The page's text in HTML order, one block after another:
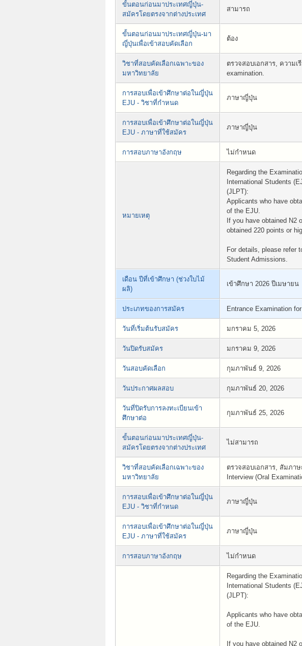
ขั้นตอนก่อนมาประเทศญี่ปุ่น-
สมัครโดยตรงจากต่างประเทศ
สามารถ
ขั้นตอนก่อนมาประเทศญี่ปุ่น-มา
ญี่ปุ่นเพื่อเข้าสอบคัดเลือก
ต้อง
วิชาที่สอบคัดเลือกเฉพาะของ
มหาวิทยาลัย
ตรวจสอบเอกสาร, ความ
examination.
การสอบเพื่อเข้าศึกษาต่อในญี่ปุ่น
EJU - วิชาที่กำหนด
ภาษาญี่ปุ่น
การสอบเพื่อเข้าศึกษาต่อในญี่ปุ่น
EJU - ภาษาที่ใช้สมัคร
ภาษาญี่ปุ่น
การสอบภาษาอังกฤษ ไม่กำหนด
หมายเหตุ
Regarding the
International Students
(JLPT):
Applicants who have
of the EJU.
If you have obtained N2
obtained 220 points or
For details, please refer
Student Admissions.
เดือน ปีที่เข้าศึกษา (ช่วงใบไม้
ผลิ)
เข้าศึกษา 2026 ปีเมษายน
ประเภทของการสมัคร Entrance Examination
วันที่เริ่มต้นรับสมัคร มกราคม 5, 2026
วันปิดรับสมัคร มกราคม 9, 2026
วันสอบคัดเลือก กุมภาพันธ์ 9, 2026
วันประกาศผลสอบ กุมภาพันธ์ 20, 2026
วันที่ปิดรับการลงทะเบียนเข้า
ศึกษาต่อ
กุมภาพันธ์ 25, 2026
ขั้นตอนก่อนมาประเทศญี่ปุ่น-
สมัครโดยตรงจากต่างประเทศ
ไม่สามารถ
วิชาที่สอบคัดเลือกเฉพาะของ
มหาวิทยาลัย
ตรวจสอบเอกสาร, สัมภาษ
Interview (Oral
การสอบเพื่อเข้าศึกษาต่อในญี่ปุ่น
EJU - วิชาที่กำหนด
ภาษาญี่ปุ่น
การสอบเพื่อเข้าศึกษาต่อในญี่ปุ่น
EJU - ภาษาที่ใช้สมัคร
ภาษาญี่ปุ่น
การสอบภาษาอังกฤษ ไม่กำหนด
Regarding the
International Students
(JLPT):
Applicants who have
of the EJU.
If you have obtained N2